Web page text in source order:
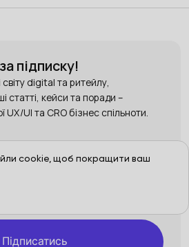
cookie, щоб покращити ваш
підписку!
digital та ритейлу,
статті, кейси та поради –
UI та CRO бізнес спільноти.
Підписатись